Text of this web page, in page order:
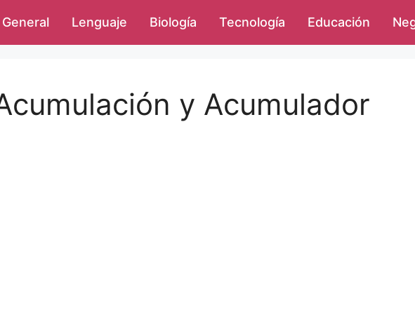
General Lenguaje Biología Tecnología Educación
y Acumulador